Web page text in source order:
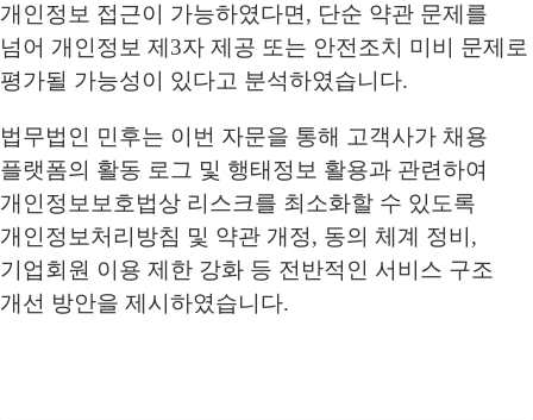
개인정보 접근이 가능하였다면, 단순 약관 문제를
넘어 개인정보 제3자 제공 또는 안전조치 미비 문제로
평가될 가능성이 있다고 분석하였습니다.
법무법인 민후는 이번 자문을 통해 고객사가 채용
플랫폼의 활동 로그 및 행태정보 활용과 관련하여
개인정보보호법상 리스크를 최소화할 수 있도록
개인정보처리방침 및 약관 개정, 동의 체계 정비,
기업회원 이용 제한 강화 등 전반적인 서비스 구조
개선 방안을 제시하였습니다.